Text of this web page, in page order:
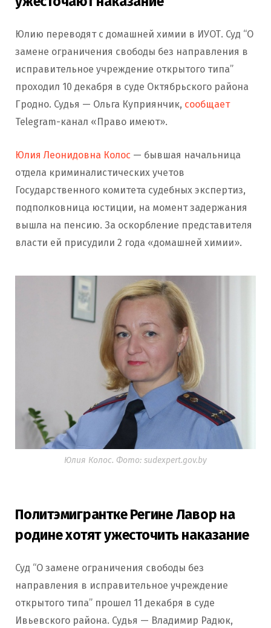
Юлию переводят с домашней химии в ИУОТ. Суд “О
замене ограничения свободы без направления в
исправительное учреждение открытого типа”
проходил 10 декабря в суде Октябрьского района
Гродно. Судья — Ольга Куприянчик, сообщает
Telegram-канал «Право имеют».
Юлия Леонидовна Колос — бывшая начальница
отдела криминалистических учетов
Государственного комитета судебных экспертиз,
подполковница юстиции, на момент задержания
вышла на пенсию. За оскорбление представителя
власти ей присудили 2 года «домашней химии».
Юлия Колос. Фото: sudexpert.gov.by
Политэмигрантке Регине Лавор на
родине хотят ужесточить наказание
Суд “О замене ограничения свободы без
направления в исправительное учреждение
открытого типа” прошел 11 декабря в суде
Ивьевского района. Судья — Владимир Радюк,